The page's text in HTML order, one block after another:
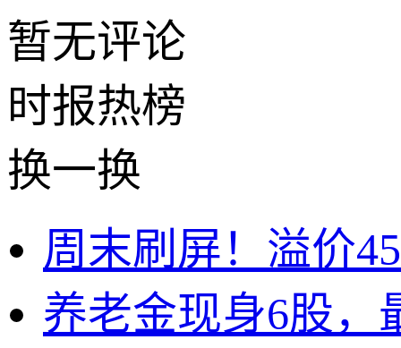
暂无评论
时报热榜
换一换
周末刷屏！溢价
养老金现身6股，